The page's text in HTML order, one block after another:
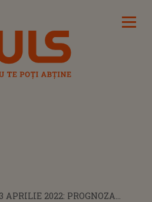
APRILIE 2022: PROGNOZA